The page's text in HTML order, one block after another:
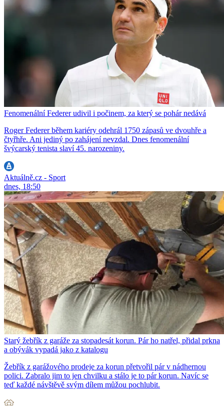
Fenomenální Federer udivil i počinem, za který se pohár nedává
Roger Federer během kariéry odehrál 1750 zápasů ve dvouhře a
čtyřhře. Ani jediný po zahájení nevzdal. Dnes fenomenální
švýcarský tenista slaví 45. narozeniny.
Aktuálně.cz - Sport
dnes, 18:50
Starý žebřík z garáže za stopadesát korun. Pár ho natřel, přidal prkna
a obývák vypadá jako z katalogu
Žebřík z garážového prodeje za korun přetvořil pár v nádhernou
polici. Zabralo jim to jen chvilku a stálo je to pár korun. Navíc se
teď každé návštěvě svým dílem můžou pochlubit.